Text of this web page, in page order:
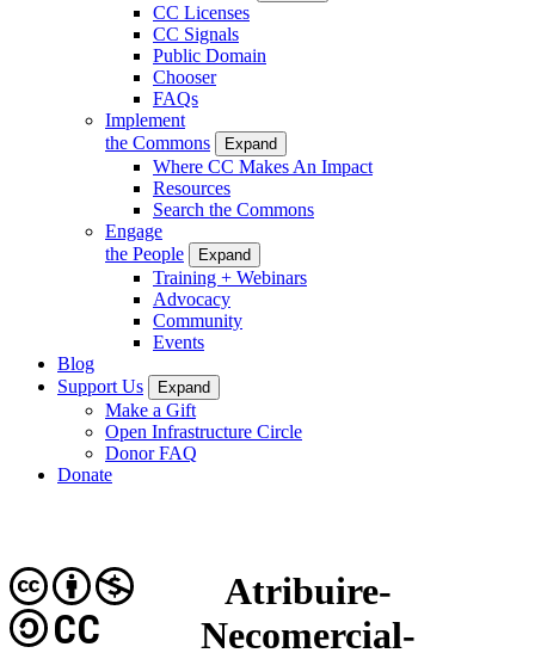
CC Licenses
CC Signals
Public Domain
Chooser
FAQs
Implement
the Commons
Expand
Where CC Makes An Impact
Resources
Search the Commons
Engage
the People
Expand
Training + Webinars
Advocacy
Community
Events
Blog
Support Us
Expand
Make a Gift
Open Infrastructure Circle
Donor FAQ
Donate
Atribuire-
Necomercial-
CC